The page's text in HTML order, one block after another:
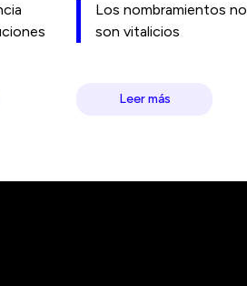
Los nombramientos no
son vitalicios
Leer más